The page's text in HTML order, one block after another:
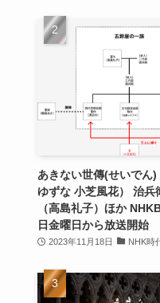
あきない世傳(せいでん
ゆずな 小芝風花） 治兵
（高島礼子）ほか
日金曜日から放送開始
2023年11月18日 NHK時